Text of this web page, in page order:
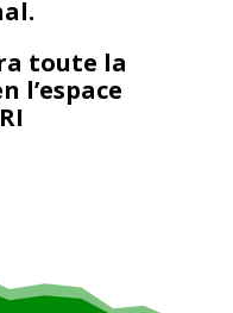
toute la
l’espace